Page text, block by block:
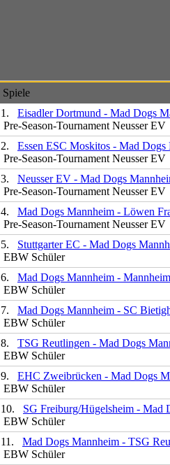
Spiele
1.
Eisadler Dortmund - Mad Dogs
Pre-Season-Tournament Neusser EV
2.
Essen ESC Moskitos - Mad Dogs
Pre-Season-Tournament Neusser EV
3.
Neusser EV - Mad Dogs
Pre-Season-Tournament Neusser EV
4.
Mad Dogs Mannheim - Löwen
Pre-Season-Tournament Neusser EV
5.
Stuttgarter EC - Mad Dogs
EBW Schüler
6.
Mad Dogs Mannheim -
EBW Schüler
7.
Mad Dogs Mannheim - SC
EBW Schüler
8.
TSG Reutlingen - Mad Dogs
EBW Schüler
9.
EHC Zweibrücken - Mad Dogs
EBW Schüler
10.
SG Freiburg/Hügelsheim - Mad
EBW Schüler
11.
Mad Dogs Mannheim - TSG
EBW Schüler